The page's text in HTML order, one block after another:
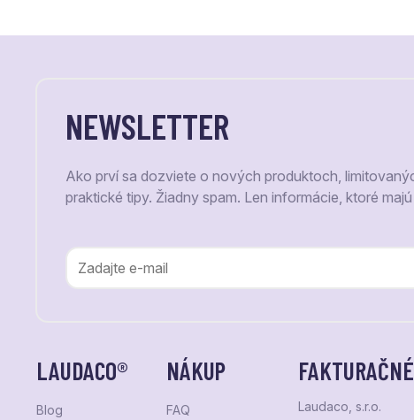
NEWSLETTER
Ako prví sa dozviete o nových produktoch,
praktické tipy. Žiadny spam. Len informácie, ktoré
LAUDACO®
Blog
NÁKUP
FAQ
Laudaco, s.r.o.